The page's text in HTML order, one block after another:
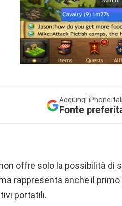
Aggiungi
Fonte
non offre solo la possibilità di
rappresenta anche il
portatili.